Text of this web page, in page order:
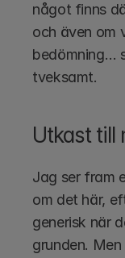
något finns
och även om
bedömning…
tveksamt.
Utkast till
Jag ser fram
om det här,
generisk när
grunden.